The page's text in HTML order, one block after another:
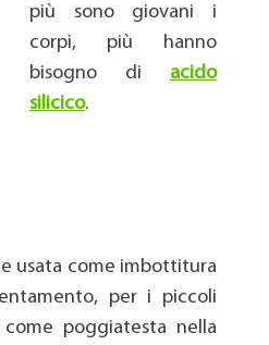
più sono giovani i
corpi, più hanno
bisogno di acido
silicico.
usata come imbottitura
per i piccoli
poggiatesta nella